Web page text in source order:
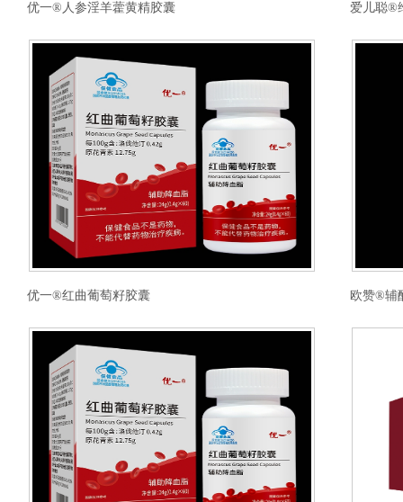
优一®人参淫羊藿黄精胶囊 爱儿聪®
优一®红曲葡萄籽胶囊 欧赞®辅